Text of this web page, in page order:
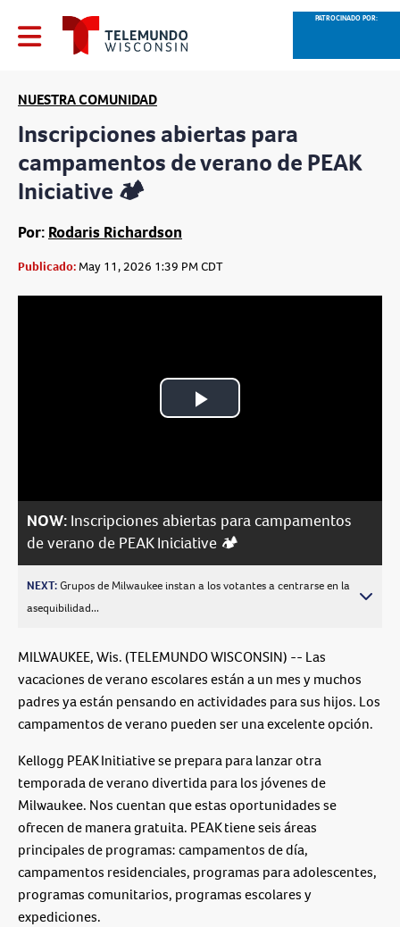
PATROCINADO POR:
NUESTRA COMUNIDAD
Inscripciones abiertas para
campamentos de verano de PEAK
Iniciative 🏕️
Por: Rodaris Richardson
Publicado: May 11, 2026 1:39 PM CDT
Play
NOW: Inscripciones abiertas para campamentos
de verano de PEAK Iniciative 🏕️
NEXT:Grupos de Milwaukee instan a los votantes a centrarse en la
asequibilidad...
MILWAUKEE, Wis. (TELEMUNDO WISCONSIN) -- Las
vacaciones de verano escolares están a un mes y muchos
padres ya están pensando en actividades para sus hijos. Los
campamentos de verano pueden ser una excelente opción.
Kellogg PEAK Initiative se prepara para lanzar otra
temporada de verano divertida para los jóvenes de
Milwaukee. Nos cuentan que estas oportunidades se
ofrecen de manera gratuita. PEAK tiene seis áreas
principales de programas: campamentos de día,
campamentos residenciales, programas para adolescentes,
programas comunitarios, programas escolares y
expediciones.